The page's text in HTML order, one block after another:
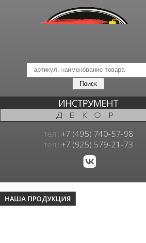
ИНСТРУМЕНТ
ДЕКОР
тел.: +7 (495) 740-57-98
тел.: +7 (925) 579-21-73
НАША ПРОДУКЦИЯ